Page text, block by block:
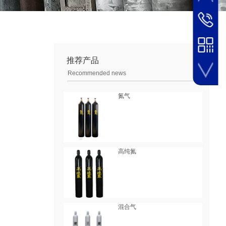
推荐产品
Recommended news
氮气
高纯氮
混合气
服务热线